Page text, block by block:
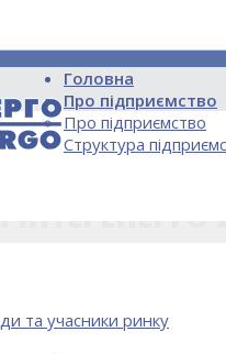
Головна
Про підприємство
Про підприємство
Структура
та учасники ринку